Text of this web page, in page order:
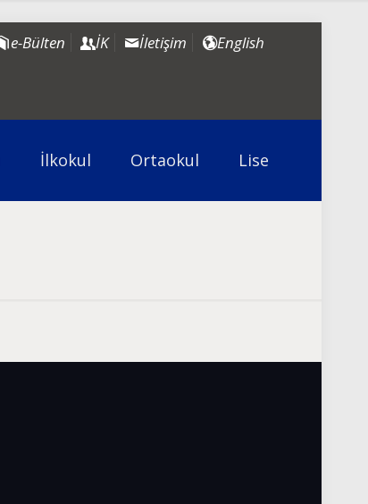
e-Bülten İK İletişim English
İlkokul Ortaokul Lise